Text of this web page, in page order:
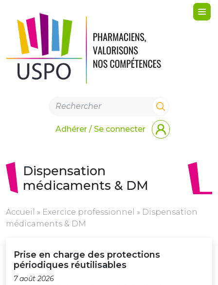
Adhérer / Se connecter
Dispensation
médicaments & DM
Accueil » Exercice professionnel » Dispensation
médicaments & DM
Prise en charge des protections
périodiques réutilisables
7 août 2026